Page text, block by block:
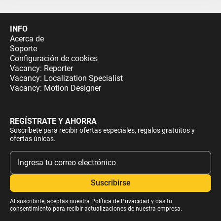
INFO
Acerca de
Soporte
Configuración de cookies
Vacancy: Reporter
Vacancy: Localization Specialist
Vacancy: Motion Designer
REGÍSTRATE Y AHORRA
Suscríbete para recibir ofertas especiales, regalos gratuitos y
ofertas únicas.
Al suscribirte, aceptas nuestra Política de Privacidad y das tu
consentimiento para recibir actualizaciones de nuestra empresa.